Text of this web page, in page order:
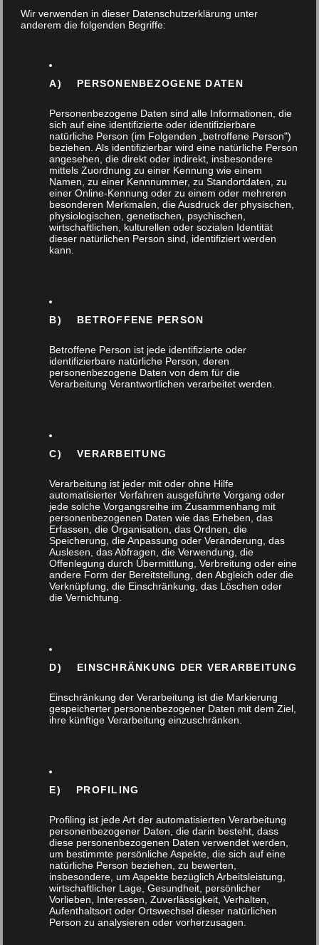
ESSTISCH
BIRNBAUM
MASSIV
23. Oktober 2019
Badmöbel
Design
Einbruchschutz
Fenster
Flurmöbel
Haustür
Innenausbau
Küchen
Möbel
Nachhaltigkeit
Tischlerhandwerk
Wir verwenden in dieser Datenschutzerklärung unter
anderem die folgenden Begriffe:
A) PERSONENBEZOGENE DATEN
Personenbezogene Daten sind alle Informationen, die
sich auf eine identifizierte oder identifizierbare
natürliche Person (im Folgenden „betroffene Person")
beziehen. Als identifizierbar wird eine natürliche Person
angesehen, die direkt oder indirekt, insbesondere
mittels Zuordnung zu einer Kennung wie einem
Namen, zu einer Kennnummer, zu Standortdaten, zu
einer Online-Kennung oder zu einem oder mehreren
besonderen Merkmalen, die Ausdruck der physischen,
physiologischen, genetischen, psychischen,
wirtschaftlichen, kulturellen oder sozialen Identität
dieser natürlichen Person sind, identifiziert werden
kann.
B) BETROFFENE PERSON
Betroffene Person ist jede identifizierte oder
identifizierbare natürliche Person, deren
personenbezogene Daten von dem für die
Verarbeitung Verantwortlichen verarbeitet werden.
C) VERARBEITUNG
Verarbeitung ist jeder mit oder ohne Hilfe
automatisierter Verfahren ausgeführte Vorgang oder
jede solche Vorgangsreihe im Zusammenhang mit
personenbezogenen Daten wie das Erheben, das
Erfassen, die Organisation, das Ordnen, die
Speicherung, die Anpassung oder Veränderung, das
Auslesen, das Abfragen, die Verwendung, die
Offenlegung durch Übermittlung, Verbreitung oder eine
andere Form der Bereitstellung, den Abgleich oder die
Verknüpfung, die Einschränkung, das Löschen oder
die Vernichtung.
D) EINSCHRÄNKUNG DER VERARBEITUNG
Einschränkung der Verarbeitung ist die Markierung
gespeicherter personenbezogener Daten mit dem Ziel,
ihre künftige Verarbeitung einzuschränken.
E) PROFILING
Profiling ist jede Art der automatisierten Verarbeitung
personenbezogener Daten, die darin besteht, dass
diese personenbezogenen Daten verwendet werden,
um bestimmte persönliche Aspekte, die sich auf eine
natürliche Person beziehen, zu bewerten,
insbesondere, um Aspekte bezüglich Arbeitsleistung,
wirtschaftlicher Lage, Gesundheit, persönlicher
Vorlieben, Interessen, Zuverlässigkeit, Verhalten,
Aufenthaltsort oder Ortswechsel dieser natürlichen
Person zu analysieren oder vorherzusagen.